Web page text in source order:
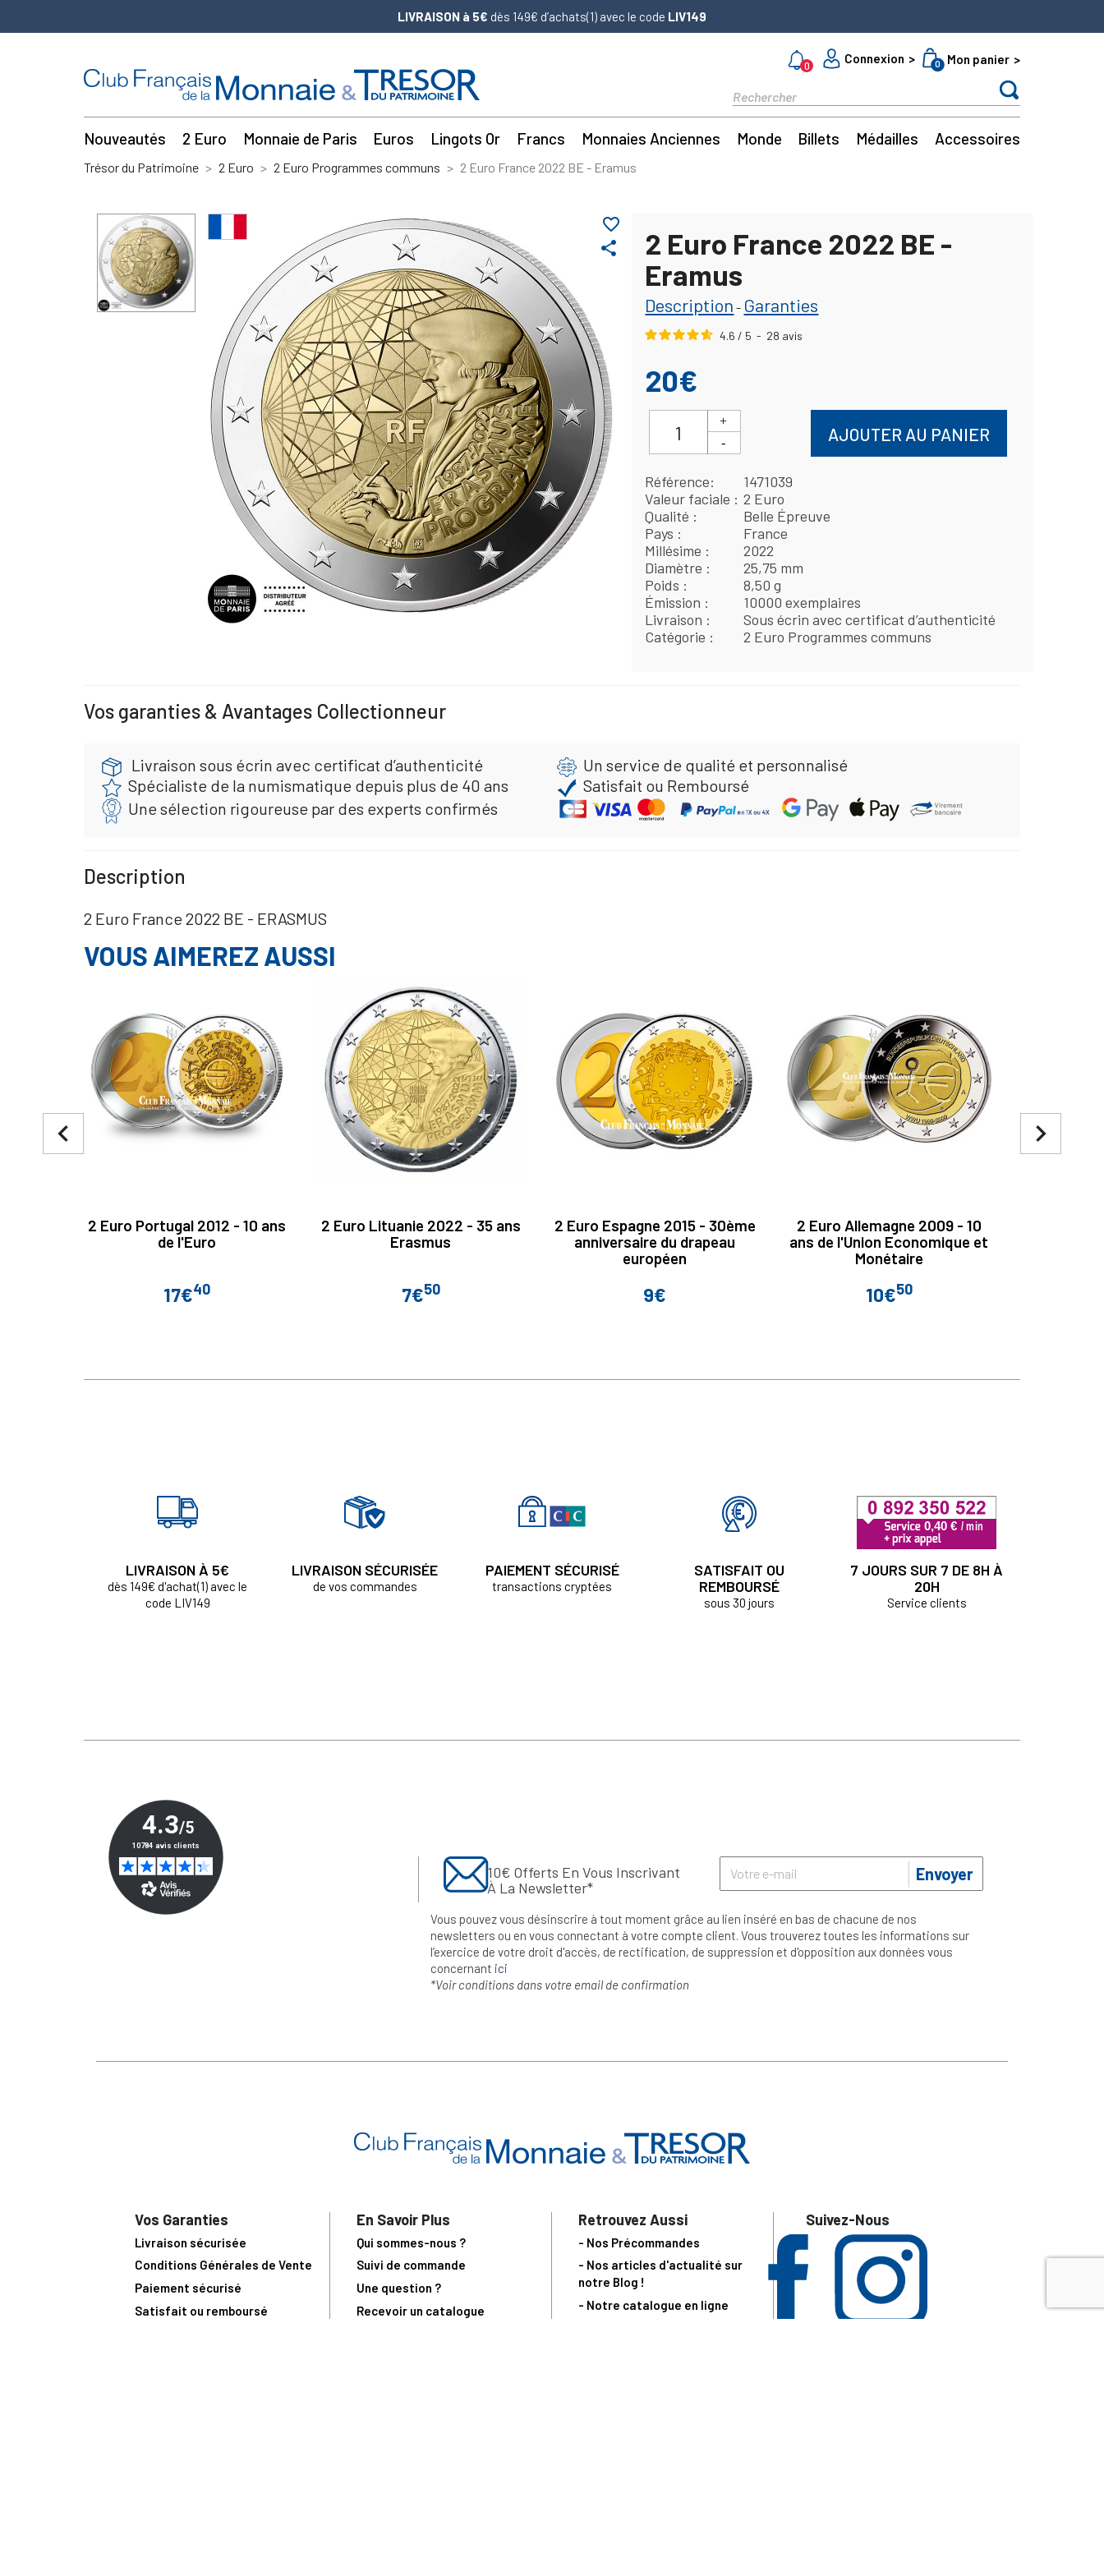
LIVRAISON à 5€ dès 149€ d’achats(1) avec le code LIV149
0
Connexion 0 Mon panier
Nouveautés 2 Euro Monnaie de Paris Euros Lingots Or Francs Monnaies Anciennes Monde Billets Médailles Accessoires
Trésor du Patrimoine 2 Euro 2 Euro Programmes communs 2 Euro France 2022 BE - Eramus
share
favorite_border
2 Euro France 2022 BE -
Eramus
Description - Garanties
4.6 / 5 - 28 avis
20€
AJOUTER AU PANIER
Référence
1471039
Valeur faciale
2 Euro
Qualité
Belle Épreuve
Pays
France
Millésime
2022
Diamètre
25,75 mm
Poids
8,50 g
Émission
10000 exemplaires
Livraison
Sous écrin avec certificat d’authenticité
Catégorie
2 Euro Programmes communs
Vos garanties & Avantages Collectionneur
Livraison sous écrin avec certificat d’authenticité
Un service de qualité et personnalisé
Spécialiste de la numismatique depuis plus de 40 ans
Satisfait ou Remboursé
Une sélection rigoureuse par des experts confirmés
Description
2 Euro France 2022 BE - ERASMUS
VOUS AIMEREZ AUSSI
2 Euro Portugal 2012 - 10 ans
de l'Euro
Prix
17€40
2 Euro Lituanie 2022 - 35 ans
Erasmus
Prix
7€50
2 Euro Espagne 2015 - 30ème
anniversaire du drapeau
européen
Prix
9€
2 Euro Allemagne 2009 - 10
ans de l'Union Economique et
Monétaire
Prix
10€50
navigate_next
navigate_before
LIVRAISON À 5€
dès 149€ d'achat(1) avec le
code LIV149
LIVRAISON SÉCURISÉE
de vos commandes
PAIEMENT SÉCURISÉ
transactions cryptées
SATISFAIT OU
REMBOURSÉ
sous 30 jours
7 JOURS SUR 7 DE 8H À
20H
Service clients
10€ Offerts En Vous Inscrivant
À La Newsletter*
Envoyer
Vous pouvez vous désinscrire à tout moment grâce au lien inséré en bas de chacune de nos
newsletters ou en vous connectant à votre compte client. Vous trouverez toutes les informations sur
l’exercice de votre droit d'accès, de rectification, de suppression et d'opposition aux données vous
concernant ici
*Voir conditions dans votre email de confirmation
Vos Garanties
Livraison sécurisée
Conditions Générales de Vente
Paiement sécurisé
Satisfait ou remboursé
En Savoir Plus
Qui sommes-nous ?
Suivi de commande
Une question ?
Recevoir un catalogue
Retrouvez Aussi
- Nos Précommandes
- Nos articles d'actualité sur
notre Blog !
- Notre catalogue en ligne
Suivez-Nous